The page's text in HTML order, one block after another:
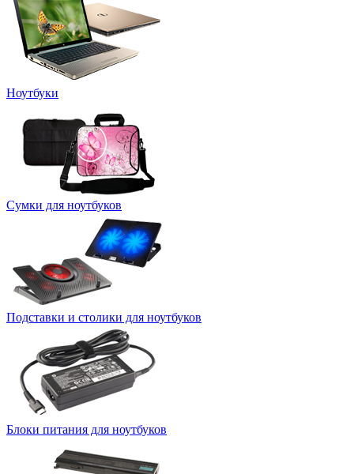
Ноутбуки
Сумки для ноутбуков
Подставки и столики для ноутбуков
Блоки питания для ноутбуков